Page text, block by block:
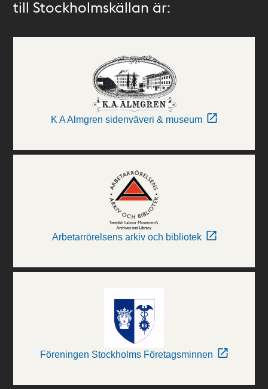
till Stockholmskällan är:
K A Almgren sidenväveri & museum
Arbetarrörelsens arkiv och bibliotek
Föreningen Stockholms Företagsminnen